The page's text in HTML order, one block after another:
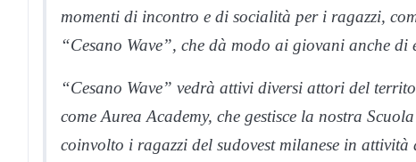
momenti di incontro e di socialità per i ragazzi,
“Cesano Wave”, che dà modo ai giovani anche
“Cesano Wave” vedrà attivi diversi attori del
come Aurea Academy, che gestisce la nostra
coinvolto i ragazzi del sudovest milanese in